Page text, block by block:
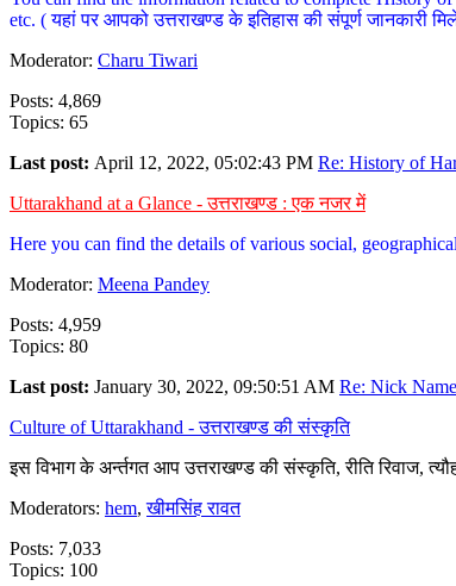
etc. ( यहां पर आपको उत्तराखण्ड के इतिहास की संपूर्ण जानकारी
Moderator: Charu Tiwari
Posts: 4,869
Topics: 65
Last post: April 12, 2022, 05:02:43 PM Re: History of
Uttarakhand at a Glance - उत्तराखण्ड : एक नजर में
Here you can find the details of various social,
Moderator: Meena Pandey
Posts: 4,959
Topics: 80
Last post: January 30, 2022, 09:50:51 AM Re: Nick
Culture of Uttarakhand - उत्तराखण्ड की संस्कृति
इस विभाग के अर्न्तगत आप उत्तराखण्ड की संस्कृति, रीति रिवाज,
Moderators: hem,खीमसिंह रावत
Posts: 7,033
Topics: 100